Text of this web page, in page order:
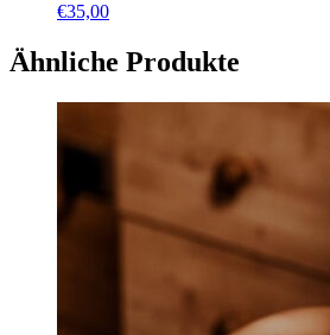
€35,00
Ähnliche Produkte